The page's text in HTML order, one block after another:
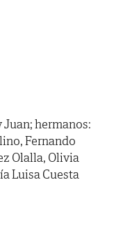
hermanos:
Fernando
Olalla, Olivia
Luisa Cuesta